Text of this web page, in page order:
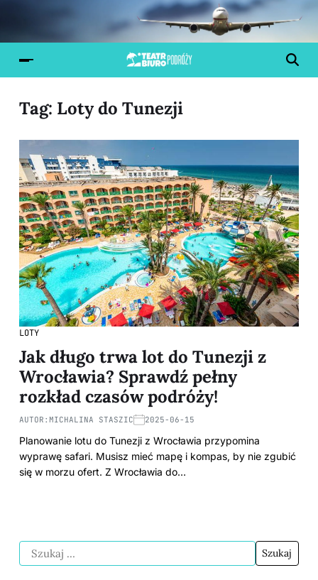
Tag: Loty do Tunezji
LOTY
Jak długo trwa lot do Tunezji z
Wrocławia? Sprawdź pełny
rozkład czasów podróży!
AUTOR: MICHALINA STASZIC 2025-06-15
Planowanie lotu do Tunezji z Wrocławia przypomina
wyprawę safari. Musisz mieć mapę i kompas, by nie zgubić
się w morzu ofert. Z Wrocławia do…